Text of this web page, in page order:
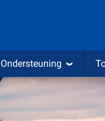
Ondersteuning